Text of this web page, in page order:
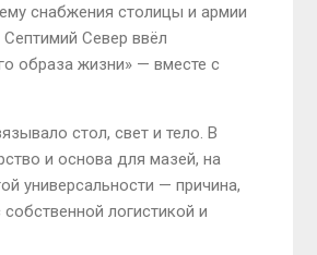
снабжения столицы и армии
Север ввёл
образа жизни» — вместе с
стол, свет и тело. В
и основа для мазей, на
универсальности — причина,
логистикой и